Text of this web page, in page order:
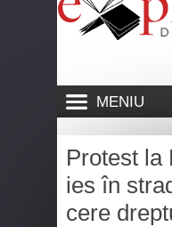
MENIU
Protest la
ies în
cere